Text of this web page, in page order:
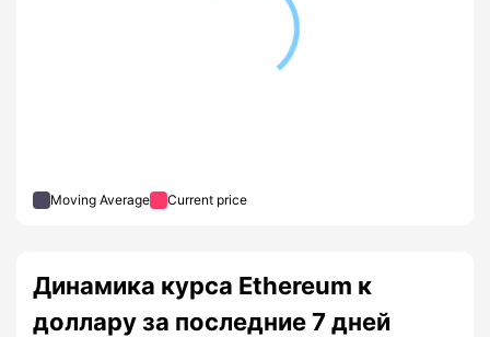
Moving Average Current price
Динамика курса Ethereum к
доллару за последние 7 дней